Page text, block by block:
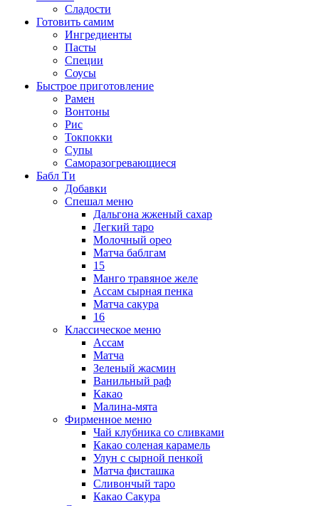
Сладости
Готовить самим
Ингредиенты
Пасты
Специи
Соусы
Быстрое приготовление
Рамен
Вонтоны
Рис
Токпокки
Супы
Саморазогревающиеся
Бабл Ти
Добавки
Спешал меню
Дальгона жженый сахар
Легкий таро
Молочный орео
Матча баблгам
15
Манго травяное желе
Ассам сырная пенка
Матча сакура
16
Классическое меню
Ассам
Матча
Зеленый жасмин
Ванильный раф
Какао
Малина-мята
Фирменное меню
Чай клубника со сливками
Какао соленая карамель
Улун с сырной пенкой
Матча фисташка
Сливончый таро
Какао Сакура